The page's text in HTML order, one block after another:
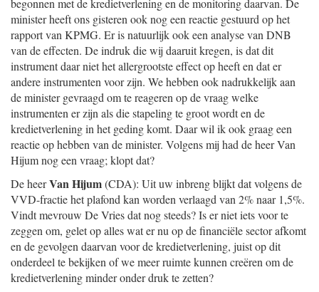
begonnen met de kredietverlening en de monitoring daarvan. De
minister heeft ons gisteren ook nog een reactie gestuurd op het
rapport van KPMG. Er is natuurlijk ook een analyse van DNB
van de effecten. De indruk die wij daaruit kregen, is dat dit
instrument daar niet het allergrootste effect op heeft en dat er
andere instrumenten voor zijn. We hebben ook nadrukkelijk aan
de minister gevraagd om te reageren op de vraag welke
instrumenten er zijn als die stapeling te groot wordt en de
kredietverlening in het geding komt. Daar wil ik ook graag een
reactie op hebben van de minister. Volgens mij had de heer Van
Hijum nog een vraag; klopt dat?
De heerVan Hijum(CDA): Uit uw inbreng blijkt dat volgens de
VVD-fractie het plafond kan worden verlaagd van 2% naar 1,5%.
Vindt mevrouw De Vries dat nog steeds? Is er niet iets voor te
zeggen om, gelet op alles wat er nu op de financiële sector afkomt
en de gevolgen daarvan voor de kredietverlening, juist op dit
onderdeel te bekijken of we meer ruimte kunnen creëren om de
kredietverlening minder onder druk te zetten?